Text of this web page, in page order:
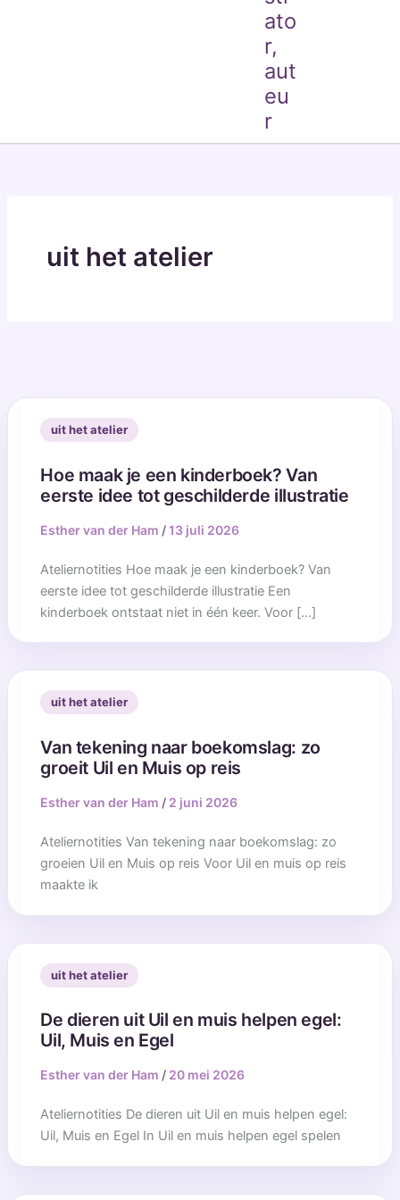
ato
r,
aut
eu
r
uit het atelier
uit het atelier
Hoe maak je een kinderboek? Van
eerste idee tot geschilderde illustratie
Esther van der Ham /13 juli 2026
Ateliernotities Hoe maak je een kinderboek? Van
eerste idee tot geschilderde illustratie Een
kinderboek ontstaat niet in één keer. Voor […]
uit het atelier
Van tekening naar boekomslag: zo
groeit Uil en Muis op reis
Esther van der Ham / 2 juni 2026
Ateliernotities Van tekening naar boekomslag: zo
groeien Uil en Muis op reis Voor Uil en muis op reis
maakte ik
uit het atelier
De dieren uit Uil en muis helpen egel:
Uil, Muis en Egel
Esther van der Ham/ 20 mei 2026
Ateliernotities De dieren uit Uil en muis helpen egel:
Uil, Muis en Egel In Uil en muis helpen egel spelen